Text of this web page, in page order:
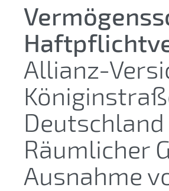
Allianz-
Deutschland
Räumlicher
Ausnahme